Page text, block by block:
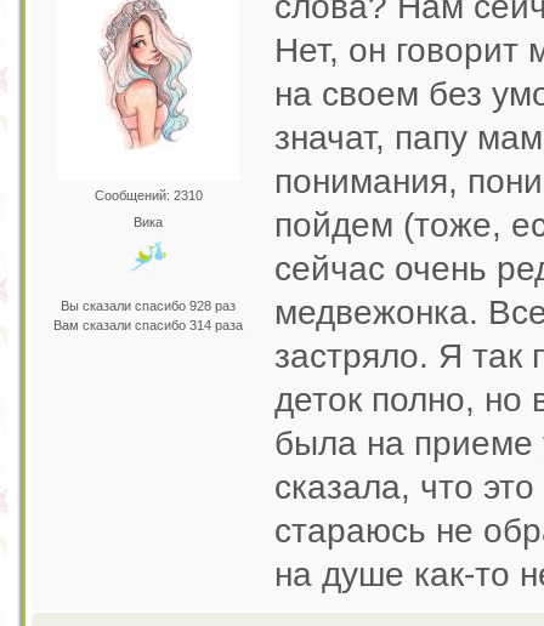
Сообщений: 2310
Вика
Вы сказали спасибо 928 раз
Вам сказали спасибо 314 раза
Нет, он говорит
на своем без
значат, папу
понимания,
пойдем (тоже,
сейчас очень
медвежонка.
застряло. Я так
деток полно, но
была на приеме
сказала, что
стараюсь не
на душе как-то